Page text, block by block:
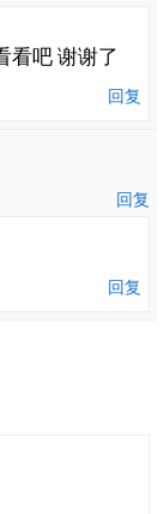
看吧 谢谢了
回复
回复
回复